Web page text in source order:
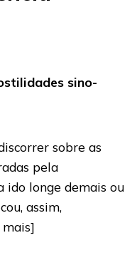
sino-
sobre as
pela
ido longe demais ou
assim,